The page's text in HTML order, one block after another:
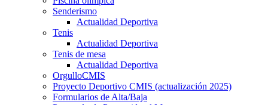
Senderismo
Actualidad Deportiva
Tenis
Actualidad Deportiva
Tenis de mesa
Actualidad Deportiva
OrgulloCMIS
Proyecto Deportivo CMIS (actualización 2025)
Formularios de Alta/Baja